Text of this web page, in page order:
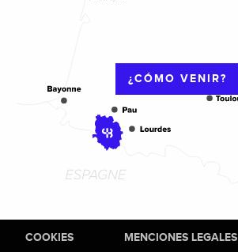
¿CÓMO VENIR?
COOKIES MENCIONES LEGALES